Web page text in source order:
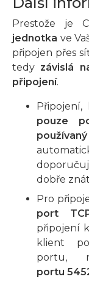
Prestože je
jednotka ve
připojen přes
tedy závislá
připojení.
pouze
dobře
Pro
port
připojení
klient
portu,
portu